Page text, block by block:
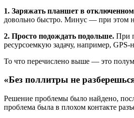
1. Заряжать планшет в
довольно быстро. Минус — при этом
2. Просто подождать подольше. При
ресурсоемкую задачу, например,
То что перечислено выше — это
«Без поллитры не
Решение проблемы было найдено,
проблема была в плохом контакте